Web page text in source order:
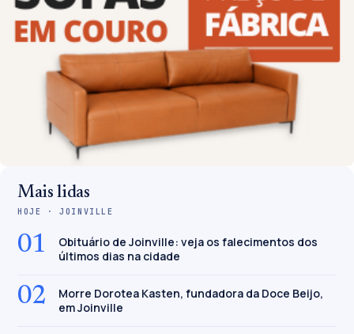
Mais lidas
HOJE · JOINVILLE
01
Obituário de Joinville: veja os falecimentos dos
últimos dias na cidade
02
Morre Dorotea Kasten, fundadora da Doce Beijo,
em Joinville